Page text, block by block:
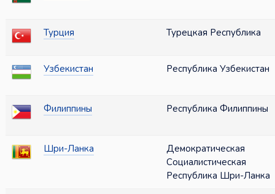
Турция Турецкая Республика
Узбекистан Республика Узбекистан
Филиппины Республика Филиппины
Шри-Ланка
Демократическая
Социалистическая
Республика Шри-Ланка